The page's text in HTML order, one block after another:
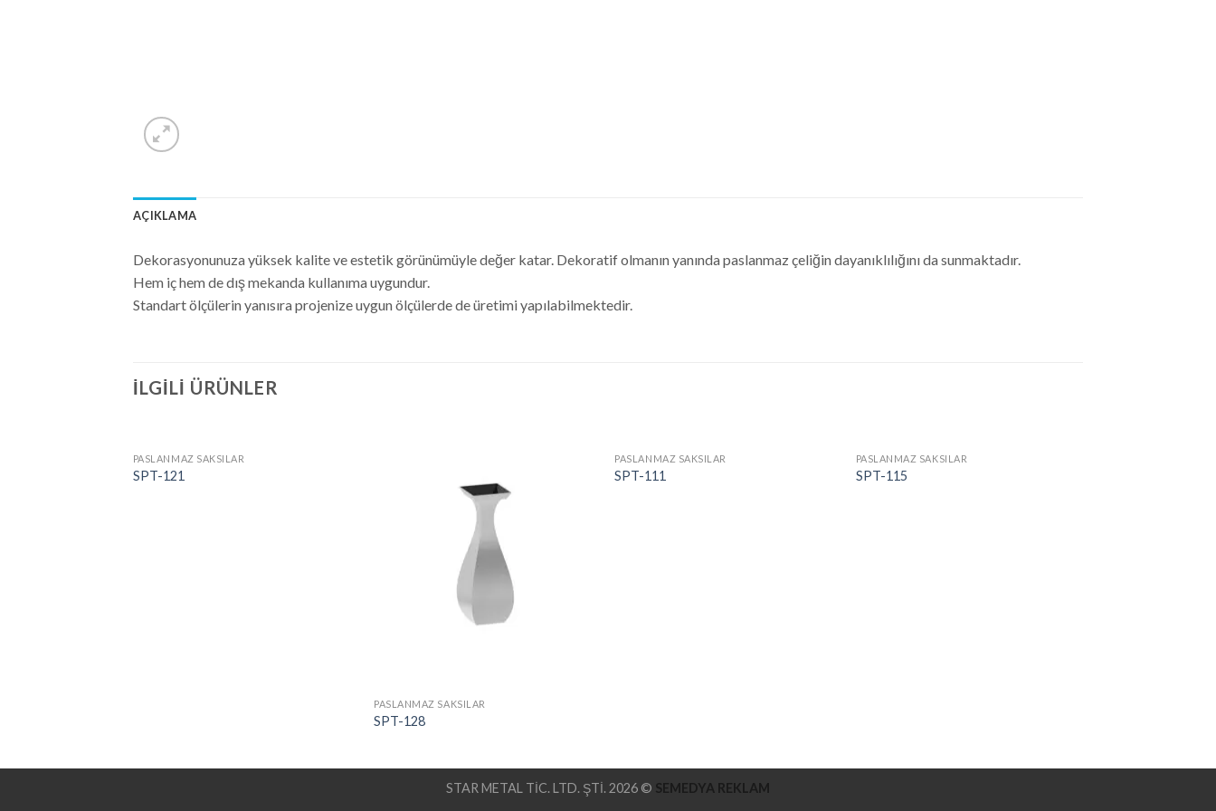
AÇIKLAMA
Dekorasyonunuza yüksek kalite ve estetik görünümüyle değer katar. Dekoratif olmanın yanında paslanmaz çeliğin dayanıklılığını da sunmaktadır.
Hem iç hem de dış mekanda kullanıma uygundur.
Standart ölçülerin yanısıra projenize uygun ölçülerde de üretimi yapılabilmektedir.
İLGILI ÜRÜNLER
PASLANMAZ SAKSILAR
SPT-121
PASLANMAZ SAKSILAR
SPT-128
PASLANMAZ SAKSILAR
SPT-111
PASLANMAZ SAKSILAR
SPT-115
STAR METAL TİC. LTD. ŞTİ. 2026 © SEMEDYA REKLAM